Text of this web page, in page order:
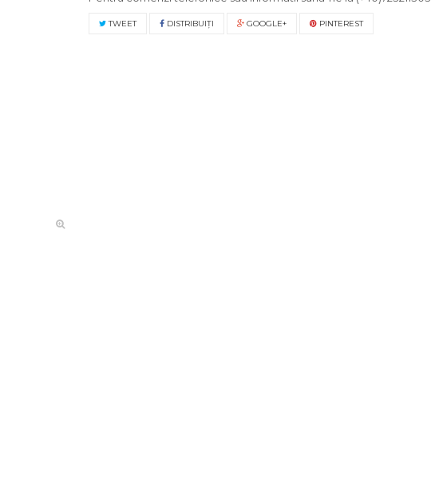
TWEET DISTRIBUIŢI GOOGLE+ PINTEREST